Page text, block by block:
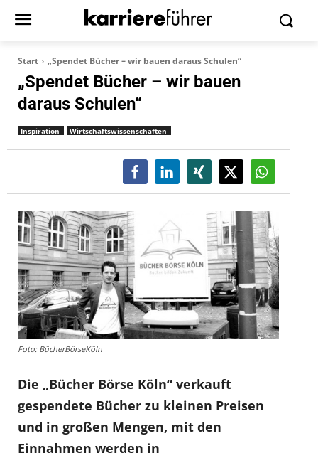
Start „Spendet Bücher – wir bauen daraus Schulen“
„Spendet Bücher – wir bauen
daraus Schulen“
Inspiration Wirtschaftswissenschaften
Foto: BücherBörseKöln
Die „Bücher Börse Köln“ verkauft
gespendete Bücher zu kleinen Preisen
und in großen Mengen, mit den
Einnahmen werden in